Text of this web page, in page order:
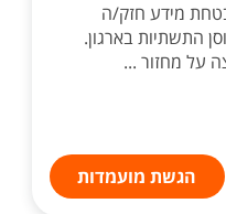
מידע חזק/ה
התשתיות בארגון.
על מחזור ...
הגשת מועמדות